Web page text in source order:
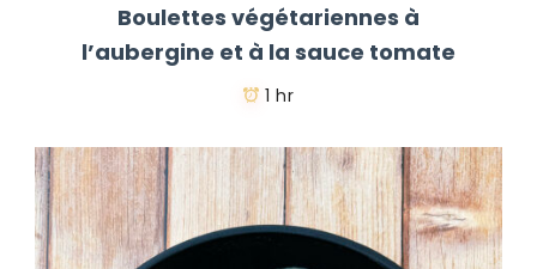
Boulettes végétariennes à
l’aubergine et à la sauce tomate
1 hr